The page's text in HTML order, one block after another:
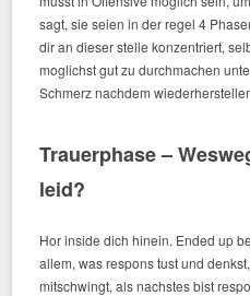
sagt, sie seien in der regel 4
dir an dieser stelle konzentriert,
moglichst gut zu durchmachen
Schmerz nachdem
Trauerphase –
leid?
Hor inside dich hinein. Ended up
allem, was respons tust und
mitschwingt, als nachstes bist